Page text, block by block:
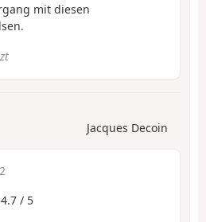
mit diesen
Jacques Decoin
4.7 / 5